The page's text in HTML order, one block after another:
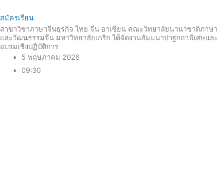
สมัครเรียน
สาขาวิชาภาษาจีนธุรกิจ ไทย จีน อาเซียน คณะวิทยาลัยนานาชาติภาษา
และวัฒนธรรมจีน มหาวิทยาลัยเกริก ได้จัดงานสัมมนาปาฐกถาพิเศษและ
อบรมเชิงปฏิบัติการ
5 พฤษภาคม 2026
09:30